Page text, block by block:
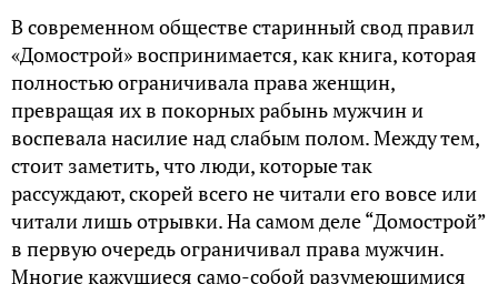
В современном обществе старинный свод правил
«Домострой» воспринимается, как книга, которая
полностью ограничивала права женщин,
превращая их в покорных рабынь мужчин и
воспевала насилие над слабым полом. Между тем,
стоит заметить, что люди, которые так
рассуждают, скорей всего не читали его вовсе или
читали лишь отрывки. На самом деле “Домострой”
в первую очередь ограничивал права мужчин.
Многие кажущиеся само-собой разумеющимися